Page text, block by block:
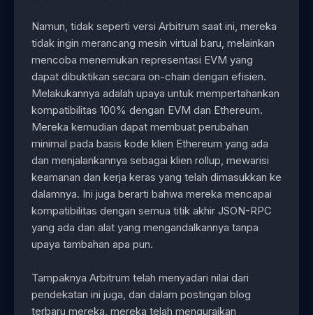
Namun, tidak seperti versi Arbitrum saat ini, mereka
tidak ingin merancang mesin virtual baru, melainkan
mencoba menemukan representasi EVM yang
dapat dibuktikan secara on-chain dengan efisien.
Melakukannya adalah upaya untuk mempertahankan
kompatibilitas 100% dengan EVM dan Ethereum.
Mereka kemudian dapat membuat perubahan
minimal pada basis kode klien Ethereum yang ada
dan menjalankannya sebagai klien rollup, mewarisi
keamanan dan kerja keras yang telah dimasukkan ke
dalamnya. Ini juga berarti bahwa mereka mencapai
kompatibilitas dengan semua titik akhir JSON-RPC
yang ada dan alat yang mengandalkannya tanpa
upaya tambahan apa pun.
Tampaknya Arbitrum telah menyadari nilai dari
pendekatan ini juga, dan dalam postingan blog
terbaru mereka, mereka telah menguraikan